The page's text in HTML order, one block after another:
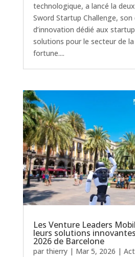
technologique, a lancé la
Sword Startup Challenge, son
d’innovation dédié aux
solutions pour le secteur de
fortune....
Les Venture Leaders
leurs solutions
2026 de Barcelone
par thierry| Mar 5, 2026 |